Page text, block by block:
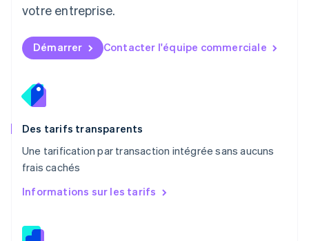
votre entreprise.
Démarrer Contacter l'équipe commerciale
Des tarifs transparents
Une tarification par transaction intégrée sans aucuns
frais cachés
Informations sur les tarifs
EspañolEnglish
English
Nouvelle-Zélande
Pays-Bas
Nederlands
English
PortuguêsEnglish
R.A.S. de Hong Kong, Chine
English
Roumanie